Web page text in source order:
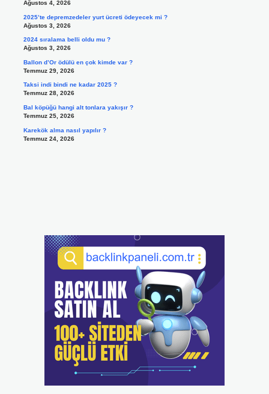
Ağustos 4, 2026
2025’te depremzedeler yurt ücreti ödeyecek mi ?
Ağustos 3, 2026
2024 sıralama belli oldu mu ?
Ağustos 3, 2026
Ballon d’Or ödülü en çok kimde var ?
Temmuz 29, 2026
Taksi indi bindi ne kadar 2025 ?
Temmuz 28, 2026
Bal köpüğü hangi alt tonlara yakışır ?
Temmuz 25, 2026
Karekök alma nasıl yapılır ?
Temmuz 24, 2026